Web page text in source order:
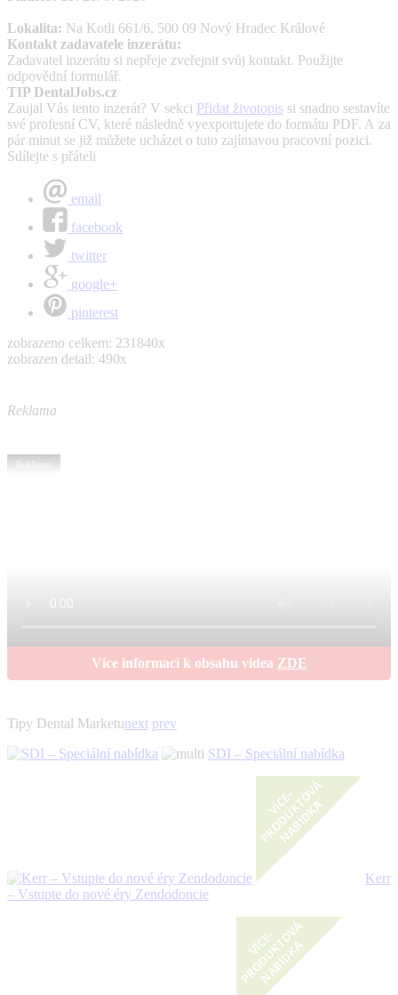
Lokalita: Na Kotli 661/6, 500 09 Nový Hradec Králové
Kontakt zadavatele inzerátu:
Zadavatel inzerátu si nepřeje zveřejnit svůj kontakt. Použijte
odpovědní formulář.
TIP DentalJobs.cz
Zaujal Vás tento inzerát? V sekci Přidat životopis si snadno sestavíte
své profesní CV, které následně vyexportujete do formátu PDF. A za
pár minut se již můžete ucházet o tuto zajímavou pracovní pozici.
Sdílejte s přáteli
email
facebook
twitter
google+
pinterest
zobrazeno celkem: 231840x
zobrazen detail: 490x
Reklama
Více informací k obsahu videa ZDE
Reklama
Tipy Dental Marketunext prev
SDI – Speciální nabídka
Kerr
– Vstupte do nové éry Zendodoncie